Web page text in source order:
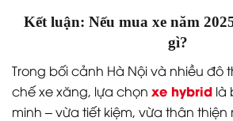
Kết luận: Nếu mua xe năm
gì?
Trong bối cảnh Hà Nội và nhiều đô
chế xe xăng, lựa chọn xe hybrid là
minh – vừa tiết kiệm, vừa thân thiện